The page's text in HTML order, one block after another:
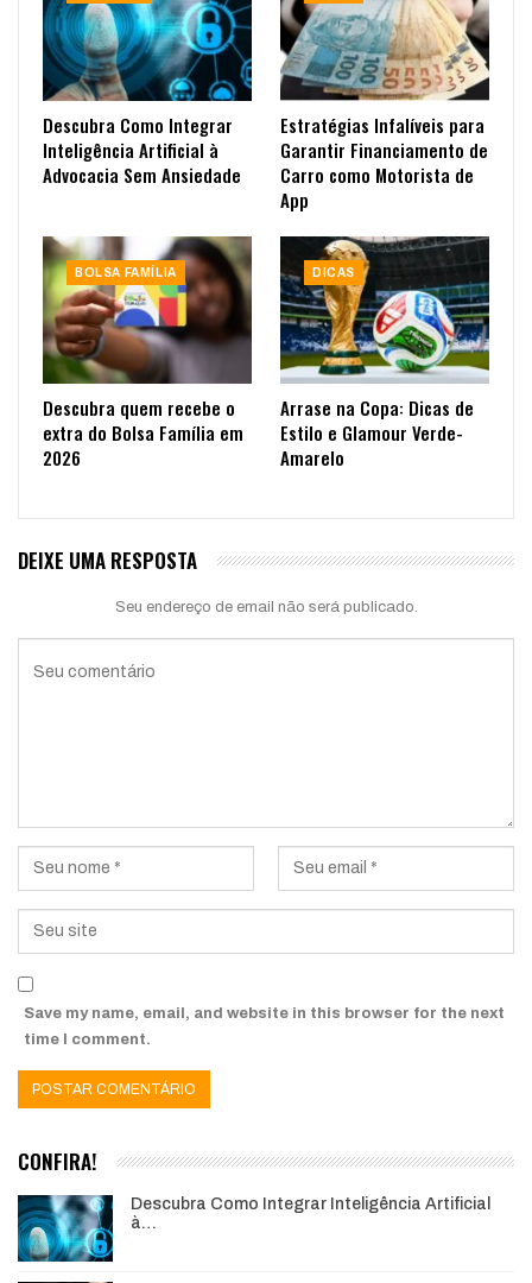
Descubra Como Integrar
Inteligência Artificial à
Advocacia Sem Ansiedade
Estratégias Infalíveis para
Garantir Financiamento de
Carro como Motorista de
App
BOLSA FAMÍLIA
Descubra quem recebe o
extra do Bolsa Família em
2026
DICAS
Arrase na Copa: Dicas de
Estilo e Glamour Verde-
Amarelo
DEIXE UMA RESPOSTA
Seu endereço de email não será publicado.
Save my name, email, and website in this browser for the next
time I comment.
CONFIRA!
Descubra Como Integrar Inteligência Artificial
à…